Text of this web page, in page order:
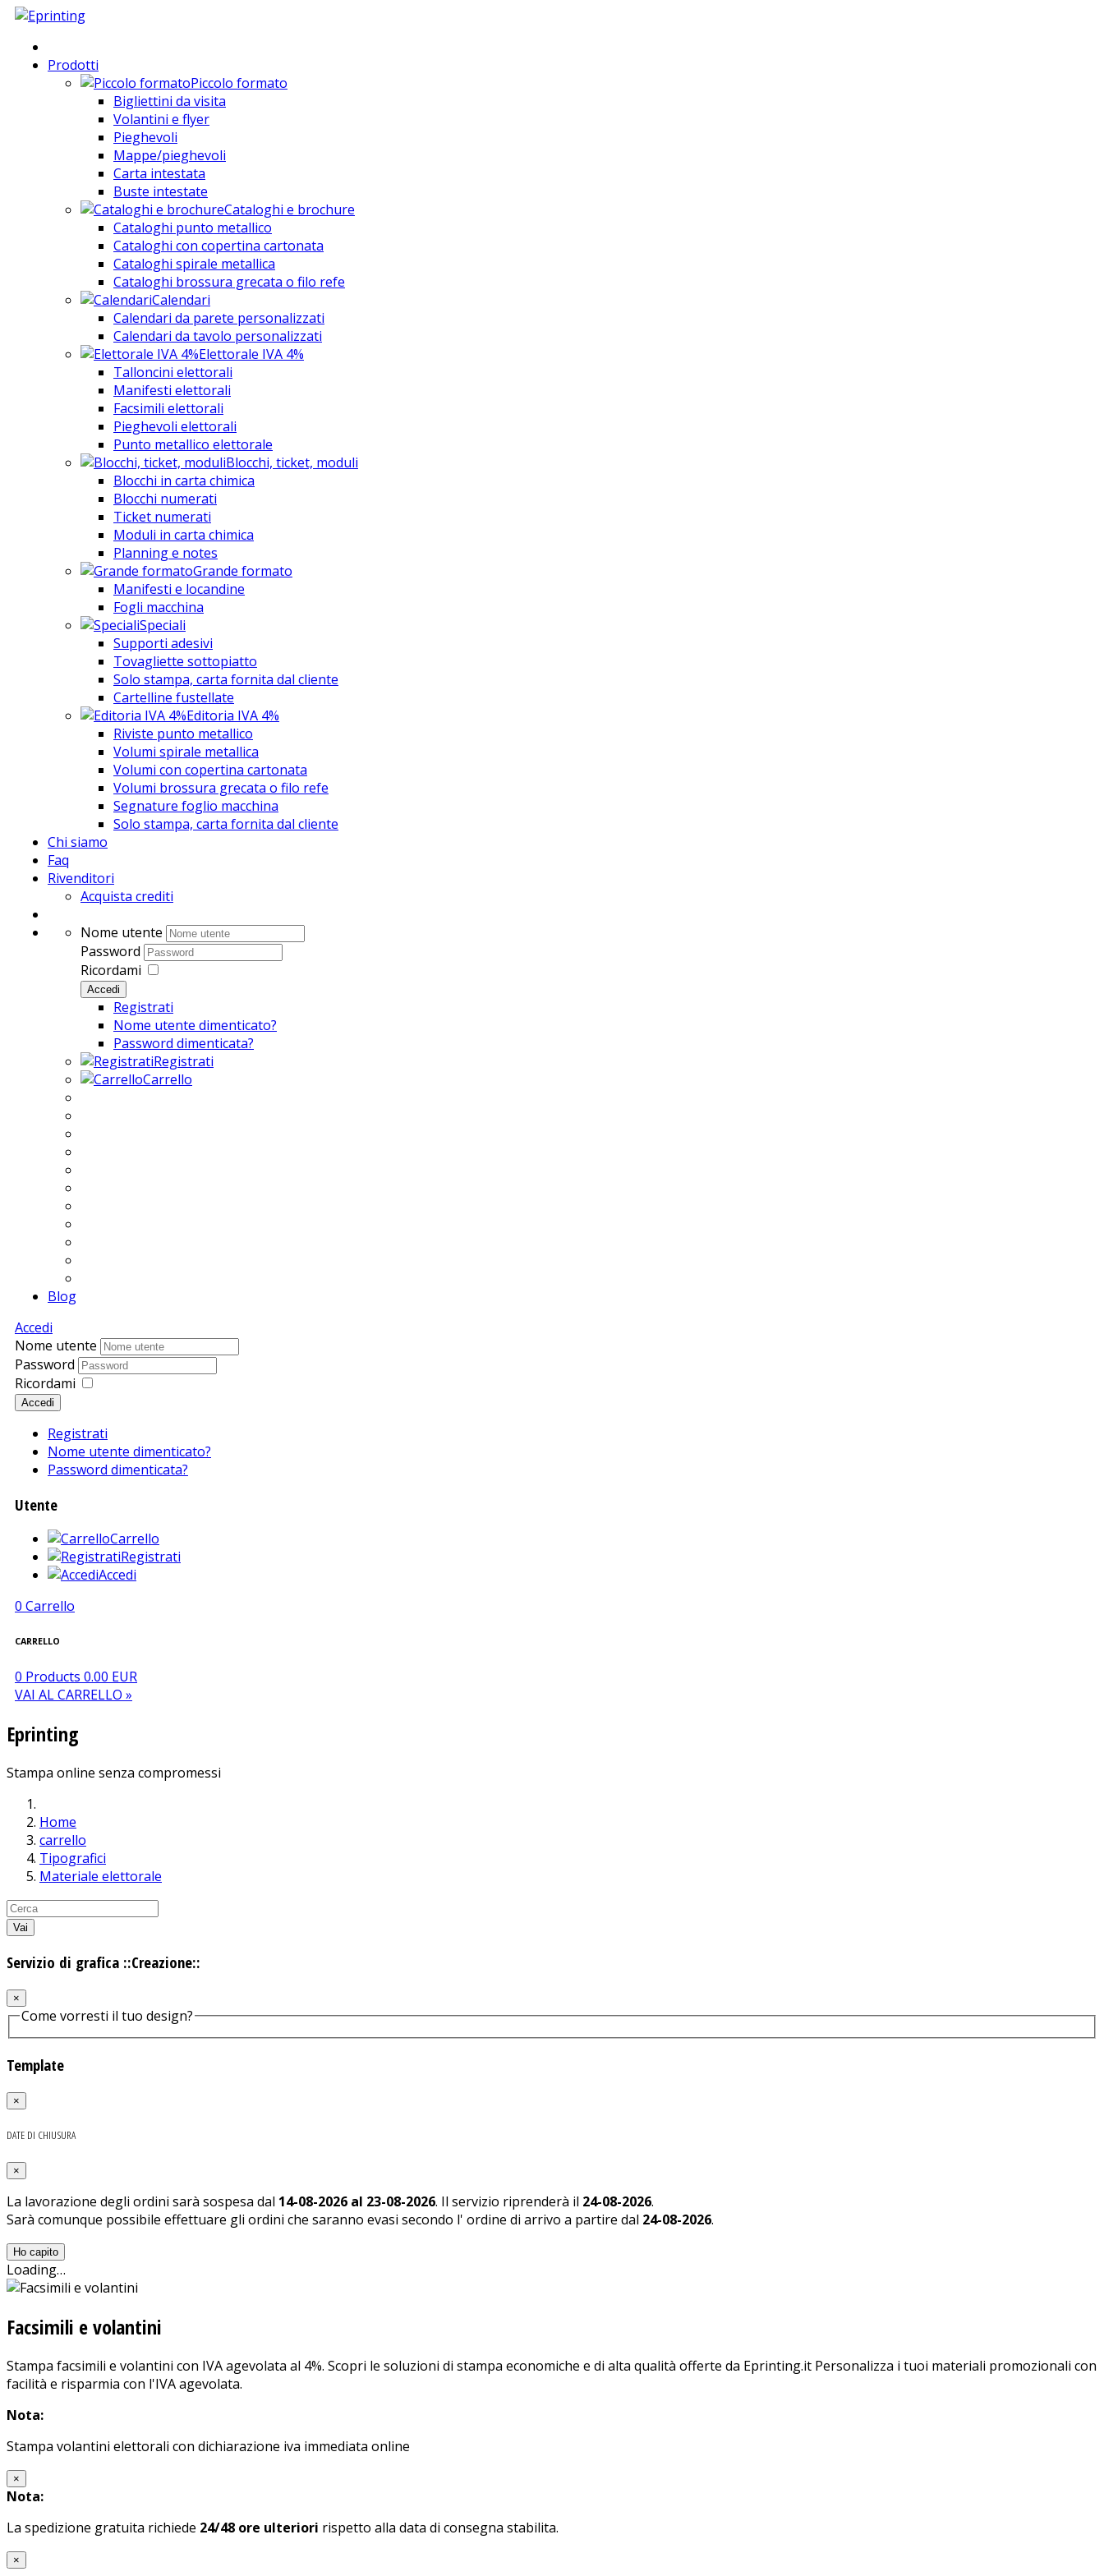
Prodotti
Piccolo formato
Bigliettini da visita
Volantini e flyer
Pieghevoli
Mappe/pieghevoli
Carta intestata
Buste intestate
Cataloghi e brochure
Cataloghi punto metallico
Cataloghi con copertina cartonata
Cataloghi spirale metallica
Cataloghi brossura grecata o filo refe
Calendari
Calendari da parete personalizzati
Calendari da tavolo personalizzati
Elettorale IVA 4%
Talloncini elettorali
Manifesti elettorali
Facsimili elettorali
Pieghevoli elettorali
Punto metallico elettorale
Blocchi, ticket, moduli
Blocchi in carta chimica
Blocchi numerati
Ticket numerati
Moduli in carta chimica
Planning e notes
Grande formato
Manifesti e locandine
Fogli macchina
Speciali
Supporti adesivi
Tovagliette sottopiatto
Solo stampa, carta fornita dal cliente
Cartelline fustellate
Editoria IVA 4%
Riviste punto metallico
Volumi spirale metallica
Volumi con copertina cartonata
Volumi brossura grecata o filo refe
Segnature foglio macchina
Solo stampa, carta fornita dal cliente
Chi siamo
Faq
Rivenditori
Acquista crediti
Nome utente
Password
Ricordami
Accedi
Registrati
Nome utente dimenticato?
Password dimenticata?
Registrati
Carrello
Blog
Accedi
Nome utente
Password
Ricordami
Accedi
Registrati
Nome utente dimenticato?
Password dimenticata?
Utente
Carrello
Registrati
Accedi
0 Carrello
CARRELLO
0 Products 0.00 EUR
VAI AL CARRELLO »
Eprinting
Stampa online senza compromessi
Home
carrello
Tipografici
Materiale elettorale
Vai
Servizio di grafica ::Creazione::
×
Come vorresti il tuo design?
Template
×
DATE DI CHIUSURA
×
La lavorazione degli ordini sarà sospesa dal 14-08-2026 al 23-08-2026. Il servizio riprenderà il 24-08-2026.
Sarà comunque possibile effettuare gli ordini che saranno evasi secondo l' ordine di arrivo a partire dal 24-08-2026.
Ho capito
Loading…
Facsimili e volantini
Stampa facsimili e volantini con IVA agevolata al 4%. Scopri le soluzioni di stampa economiche e di alta qualità offerte da Eprinting.it Personalizza i tuoi materiali promozionali con
facilità e risparmia con l'IVA agevolata.
Nota:
Stampa volantini elettorali con dichiarazione iva immediata online
×
Nota:
La spedizione gratuita richiede 24/48 ore ulteriori rispetto alla data di consegna stabilita.
×